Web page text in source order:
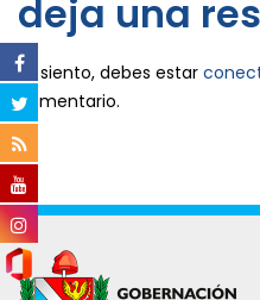
deja una
Lo siento, debes estar
comentario.